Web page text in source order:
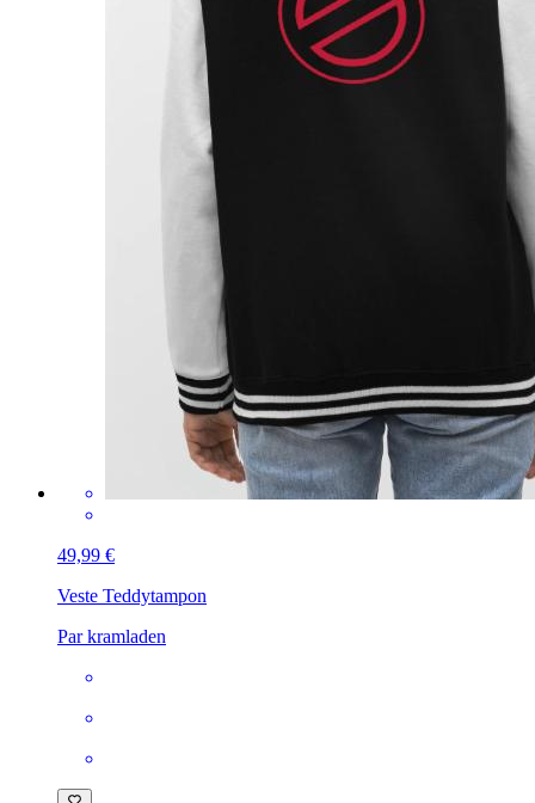
49,99 €
Veste Teddytampon
Par kramladen